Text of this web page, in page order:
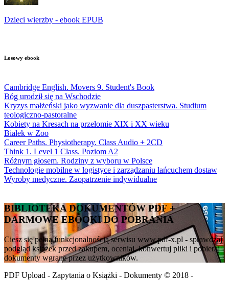
Dzieci wierzby - ebook EPUB
Losowy ebook
Cambridge English. Movers 9. Student's Book
Bóg urodził się na Wschodzie
Kryzys małżeński jako wyzwanie dla duszpasterstwa. Studium
teologiczno-pastoralne
Kobiety na Kresach na przełomie XIX i XX wieku
Białek w Zoo
Career Paths. Physiotherapy. Class Audio + 2CD
Think 1. Level 1 Class. Poziom A2
Różnym głosem. Rodziny z wyboru w Polsce
Technologie mobilne w logistyce i zarządzaniu łańcuchem dostaw
Wyroby medyczne. Zaopatrzenie indywidualne
BIBLIOTEKA DOKUMENTÓW PDF +
DARMOWE EBOOKI DO POBRANIA
Ciesz się pełną funkcjonalnością serwisu www.pdf-x.pl - sprawdzaj
podgląd książek przed zakupem, oceniaj, konwertuj pliki i pobieraj
dokumenty wgrane przez użytkowników.
PDF Upload - Zapytania o Książki - Dokumenty © 2018 -